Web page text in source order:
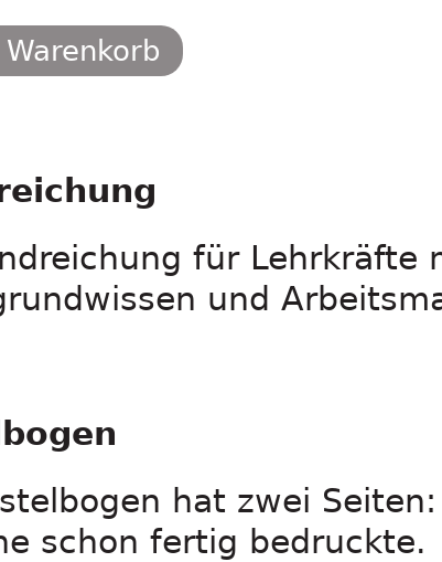
für Lehrkräfte
und
hat zwei
schon fertig bedruckte.